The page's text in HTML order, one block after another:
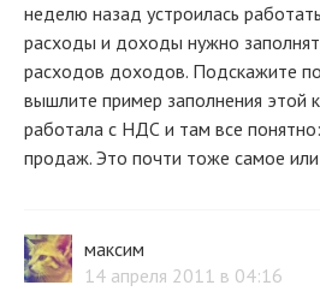
неделю назад устроилась
расходы и доходы нужно
расходов доходов. Подскажите
вышлите пример заполнения этой
работала с НДС и там все понятно:
продаж. Это почти тоже самое
максим
14 апреля 2011 в 04:16